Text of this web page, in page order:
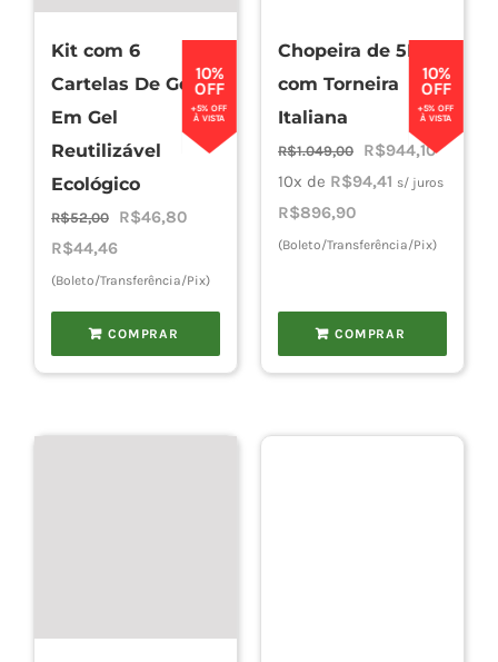
10%
OFF
+5% OFF
À VISTA
Kit com 6
Cartelas De Gelo
Em Gel
Reutilizável
Ecológico
R$52,00
O
preço
original
era:
R$52,00.
R$46,80O
atual
é:
R$44,46
(Boleto/Transferência/Pix)
COMPRAR
10%
OFF
+5% OFF
À VISTA
Chopeira de 5L
com Torneira
Italiana
R$1.049,00
O
preço
era:
R$944,10O
preço
é:
10x de R$94,41 s/ juros
R$896,90
(Boleto/Transferência/Pix)
COMPRAR